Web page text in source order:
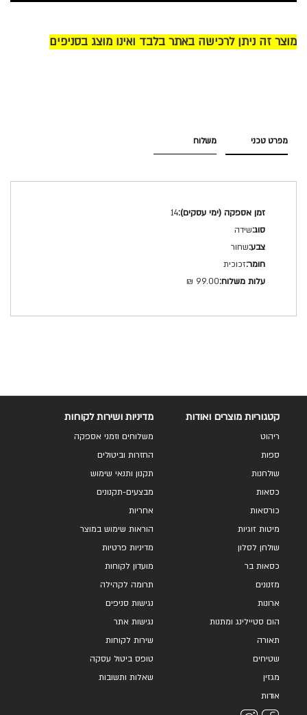
מוצר זה ניתן לרכישה באתר בלבד ואינו מוצג בסניפים
מפרט טכני
מפרט
טכני
14
שידה
שחור
זכוכית
99.00 ₪
משלוח
קטגוריות מוצרים ואודות
ריהוט
ספות
שולחנות
כסאות
כורסאות
מיטות זוגיות
שולחן לסלון
כסאות בר
מזנונים
ארונות
הום סטיילינג ומתנות
תאורה
שטיחים
מגזין
אודות
מדיניות ושירות לקוחות
משלוחים וזמני אספקה
החזרות וביטולים
תקנון ותנאי שימוש
מבצעים-תקנונים
אחריות
הוראות שימוש במוצר
מדיניות פרטיות
מועדון לקוחות
תרומה לקהילה
נגישות סניפים
נגישות אתר
שירות לקוחות
טופס ביטול עסקה
שאלות ותשובות